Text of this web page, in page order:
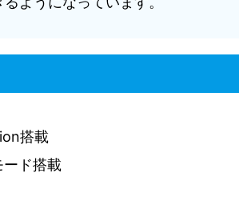
搭載
ド搭載